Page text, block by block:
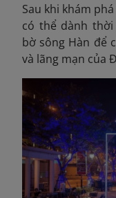
Sau khi khám
có thể dành
bờ sông Hàn để
và lãng mạn của